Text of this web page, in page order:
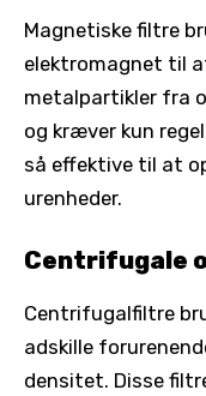
Magnetiske filtre
elektromagnet til
metalpartikler fra
og kræver kun
så effektive til at
urenheder.
Centrifugale
Centrifugalfiltre
adskille
densitet. Disse